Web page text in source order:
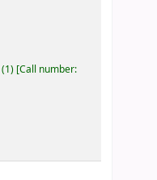
(1) Call number: